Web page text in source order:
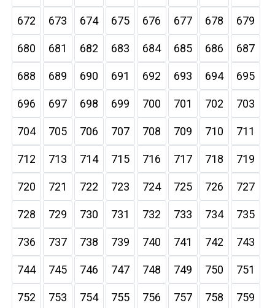
672 673 674 675 676 677 678 679
680 681 682 683 684 685 686 687
688 689 690 691 692 693 694 695
696 697 698 699 700 701 702 703
704 705 706 707 708 709 710 711
712 713 714 715 716 717 718 719
720 721 722 723 724 725 726 727
728 729 730 731 732 733 734 735
736 737 738 739 740 741 742 743
744 745 746 747 748 749 750 751
752 753 754 755 756 757 758 759